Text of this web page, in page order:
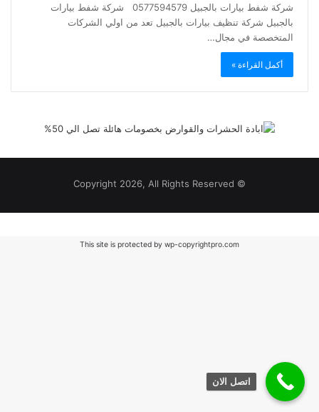
شركة شفط بيارات بالجبيل 0577594579 شركة شفط بيارات
بالجبيل شركة تنظيف بيارات بالجبيل تعد من اولي الشركات
المتخصصة في مجال…
أكمل القراءة »
© Copyright 2026, All Rights Reserved
This site is protected by wp-copyrightpro.com
اتصل الان